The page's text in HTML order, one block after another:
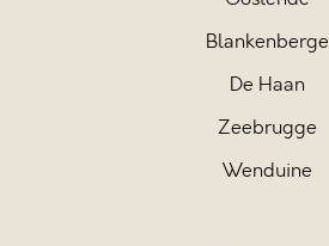
Blankenberge
De Haan
Zeebrugge
Wenduine